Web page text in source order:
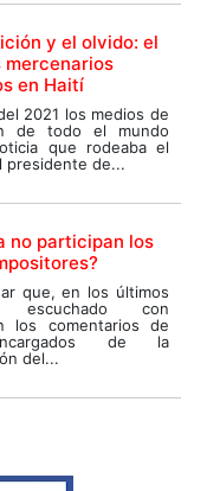
y el olvido: el
mercenarios
en Haití
2021 los medios de
de todo el mundo
que rodeaba el
presidente de...
no participan los
que, en los últimos
con
los comentarios de
de la
del...